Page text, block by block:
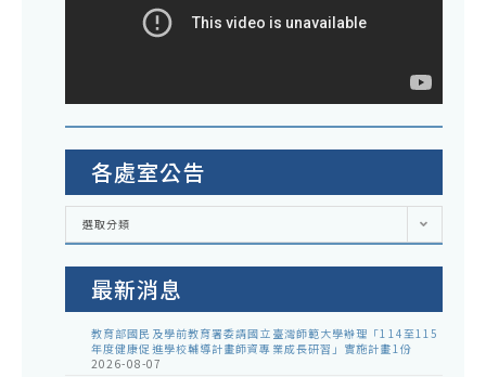
各處室公告
各
室
選取分類
最新消息
教育部國民及學前教育署委請國立臺灣師範大學辦理「114至115
年度健康促進學校輔導計畫師資專業成長研習」實施計畫1份
2026-08-07